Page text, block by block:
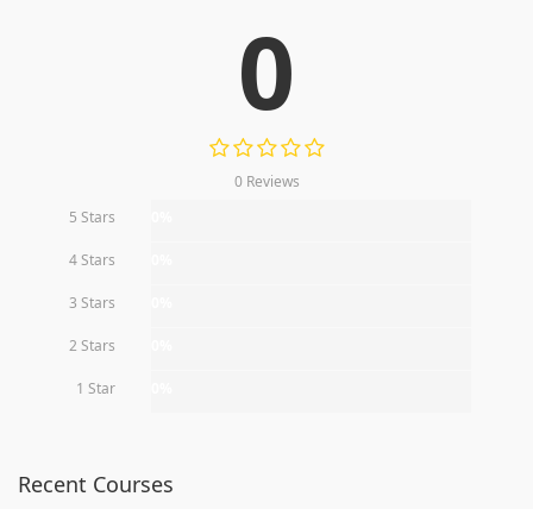
0
0 Reviews
5 Stars
4 Stars
3 Stars
2 Stars
1 Star
Recent Courses